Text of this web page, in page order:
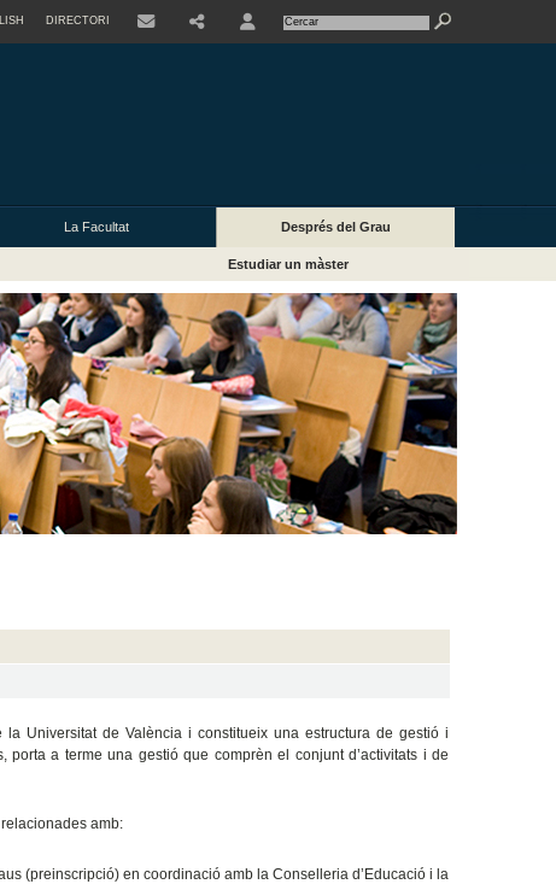
DIRECTORI
La Facultat Després del Grau
Estudiar un màster
Universitat de València i constitueix una estructura de gestió i
porta a terme una gestió que comprèn el conjunt d’activitats i de
amb:
(preinscripció) en coordinació amb la Conselleria d’Educació i la